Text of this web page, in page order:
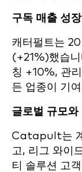
구독 매출 성
캐터펄트는
(+21%)했습
칭 +10%, 관
든 업종이 기
글로벌 규모와
Catapult는 계
고, 리그 와이
티 솔루션 고